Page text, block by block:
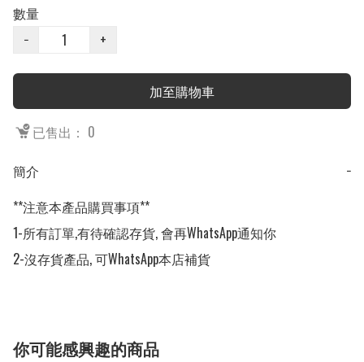
數量
−
+
加至購物車
已售出： 0
簡介
−
**注意本產品購買事項**
1-所有訂單,有待確認存貨, 會再WhatsApp通知你
2-沒存貨產品, 可WhatsApp本店補貨
你可能感興趣的商品